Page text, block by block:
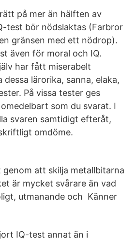
på mer än hälften av
test bör nödslaktas (Farbror
gränsen med ett nödrop).
även för moral och IQ.
har fått miserabelt
lärorika, sanna, elaka,
På vissa tester ges
som du svarat. I
svaren samtidigt efteråt,
omdöme.
att skilja metallbitarna
är mycket svårare än vad
utmanande och Känner
IQ-test annat än i